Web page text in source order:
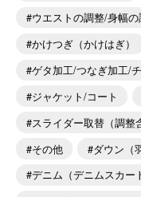
ウエストの調整/身幅の
かけつぎ（かけはぎ）
ゲタ加工/つなぎ加工/
ジャケット/コート
スライダー取替（調整
その他
ダウン（
デニム（デニムスカー